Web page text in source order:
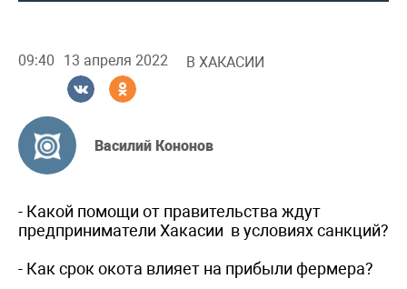
09:40 13 апреля 2022 В ХАКАСИИ
Василий Кононов
- Какой помощи от правительства ждут
предприниматели Хакасии в условиях санкций?
- Как срок окота влияет на прибыли фермера?